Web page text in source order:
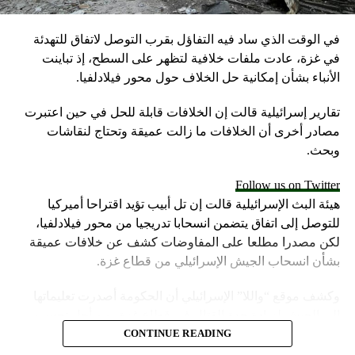
في الوقت الذي ساد فيه التفاؤل بقرب التوصل لاتفاق للتهدئة
في غزة، عادت ملفات خلافية لتظهر على السطح، إذ تباينت
الأنباء بشأن إمكانية حل الخلاف حول محور فيلادلفيا.
تقارير إسرائيلية قالت إن الخلافات قابلة للحل في حين اعتبرت
مصادر أخرى أن الخلافات ما زالت عميقة وتحتاج لنقاشات
وبحث.
Follow us on Twitter
هيئة البث الإسرائيلية قالت إن تل أبيب تؤيد اقتراحا أميركيا
للتوصل إلى اتفاق يتضمن انسحابا تدريجيا من محور فيلادلفيا،
لكن مصدرا مطلعا على المفاوضات كشف عن خلافات عميقة
بشأن انسحاب الجيش الإسرائيلي من قطاع غزة.
موقف إسرائيل في محادثات الهدنة.
CONTINUE READING